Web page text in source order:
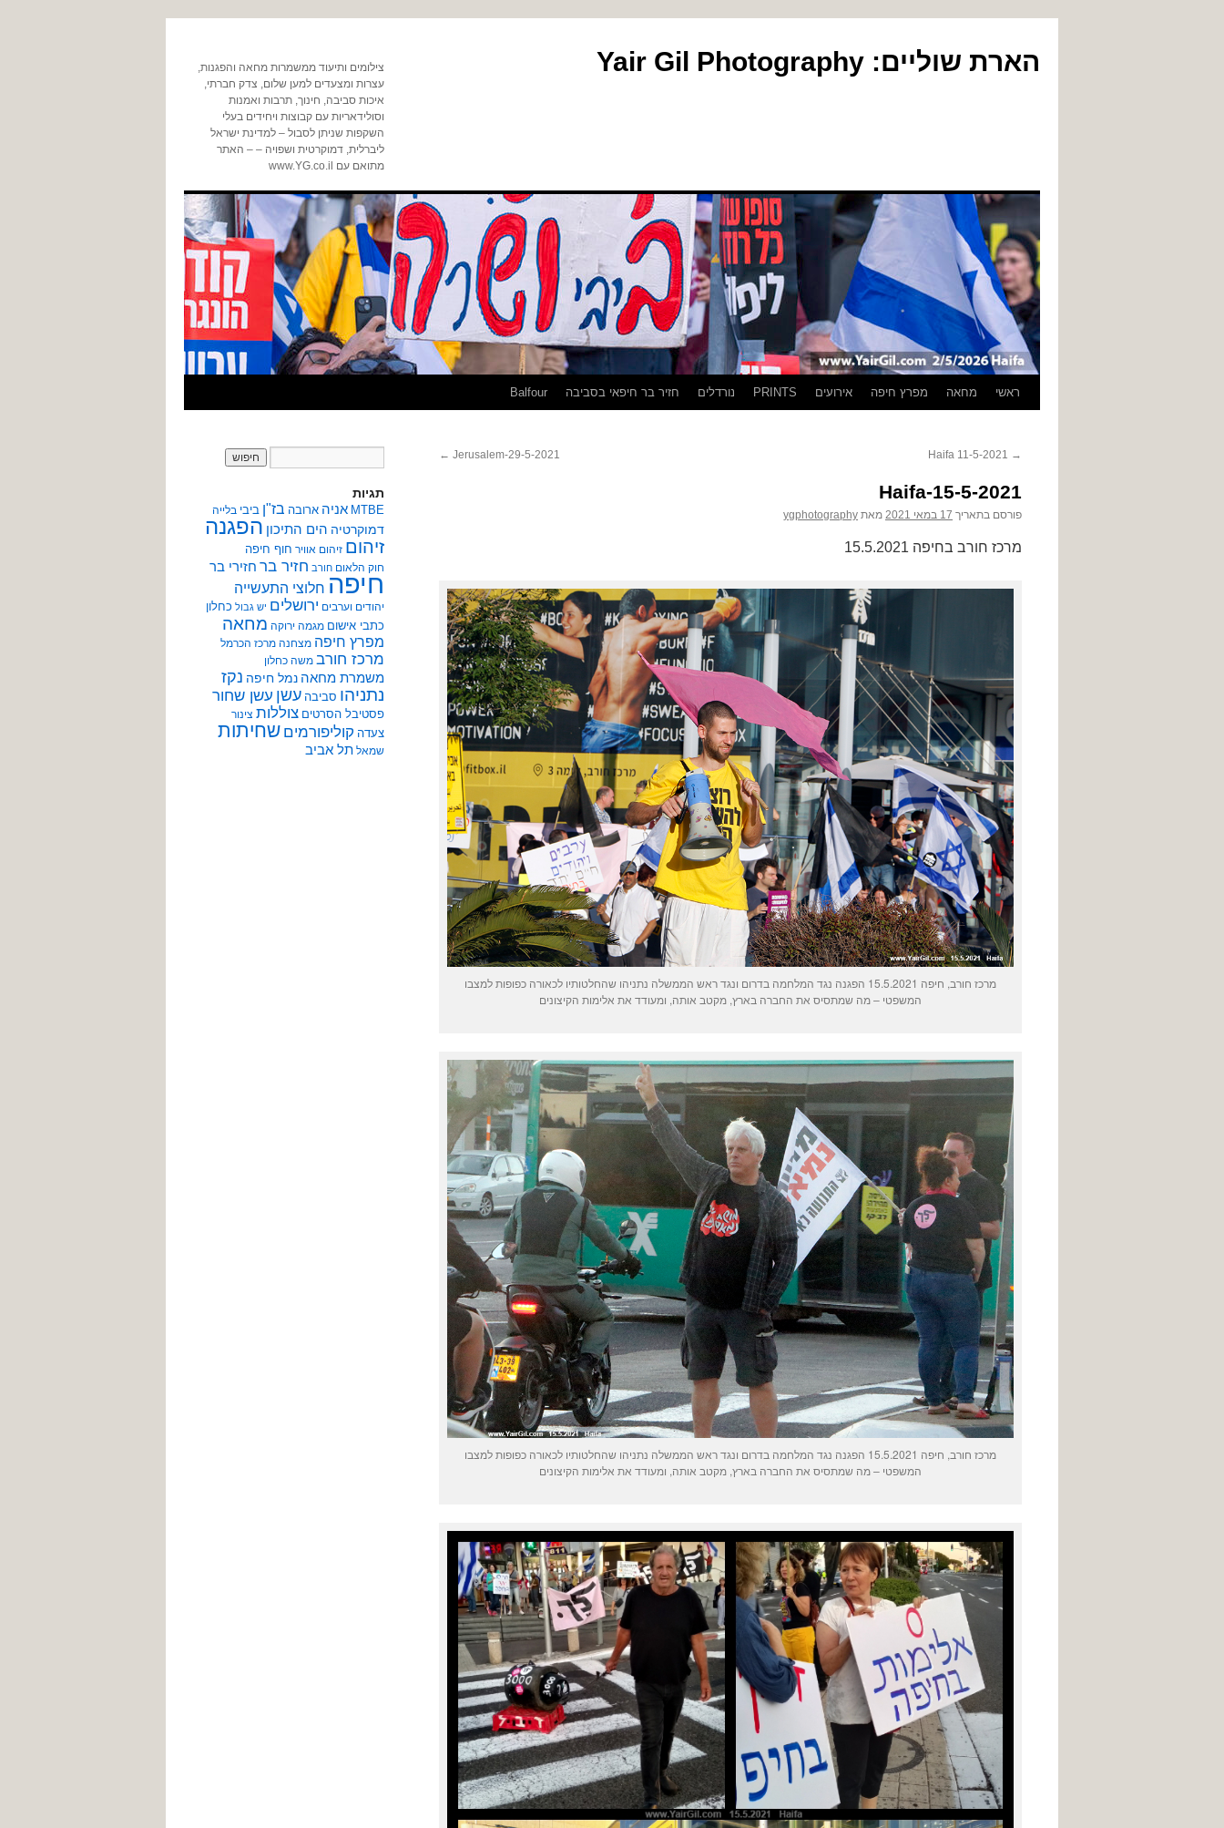
הארת שוליים: Yair Gil Photography
צילומים ותיעוד ממשמרות מחאה והפגנות,
עצרות ומצעדים למען שלום, צדק חברתי,
איכות סביבה, חינוך, תרבות ואמנות
וסולידאריות עם קבוצות ויחידים בעלי
השקפות שניתן לסבול – למדינת ישראל
ליברלית, דמוקרטית ושפויה – – האתר
מתואם עם www.YG.co.il
לדלגראשי מחאה מפרץ חיפה אירועים PRINTS נורדלים חזיר בר חיפאי בסביבה Balfour
→
Jerusalem-29-5-2021
←
Haifa-15-5-2021
פורסם בתאריך 17 במאי 2021 מאת ygphotography
מרכז חורב בחיפה 15.5.2021
מרכז חורב, חיפה 15.5.2021 הפגנה נגד המלחמה בדרום ונגד ראש הממשלה נתניהו שהחלטותיו לכאורה כפופות למצבו
המשפטי – מה שמתסיס את החברה בארץ, מקטב אותה, ומעודד את אלימות הקיצונים
מרכז חורב, חיפה 15.5.2021 הפגנה נגד המלחמה בדרום ונגד ראש הממשלה נתניהו שהחלטותיו לכאורה כפופות למצבו
המשפטי – מה שמתסיס את החברה בארץ, מקטב אותה, ומעודד את אלימות הקיצונים
תגיות
MTBE אניה ארובה בז"ן ביבי בלייה
דמוקרטיה הים התיכון הפגנה
זיהום זיהום אוויר חוף חיפה
חוק הלאום חורב חזיר בר חזירי בר
חיפה חלוצי התעשייה
יהודים וערבים ירושלים יש גבול כחלון
כתבי אישום מגמה ירוקה מחאה
מפרץ חיפה מצחנה מרכז הכרמל
מרכז חורב משה כחלון
משמרת מחאה נמל חיפה נקז
נתניהו סביבה עשן עשן שחור
פסטיבל הסרטים צוללות צינור
צעדה קוליפורמים שחיתות
שמאל תל אביב